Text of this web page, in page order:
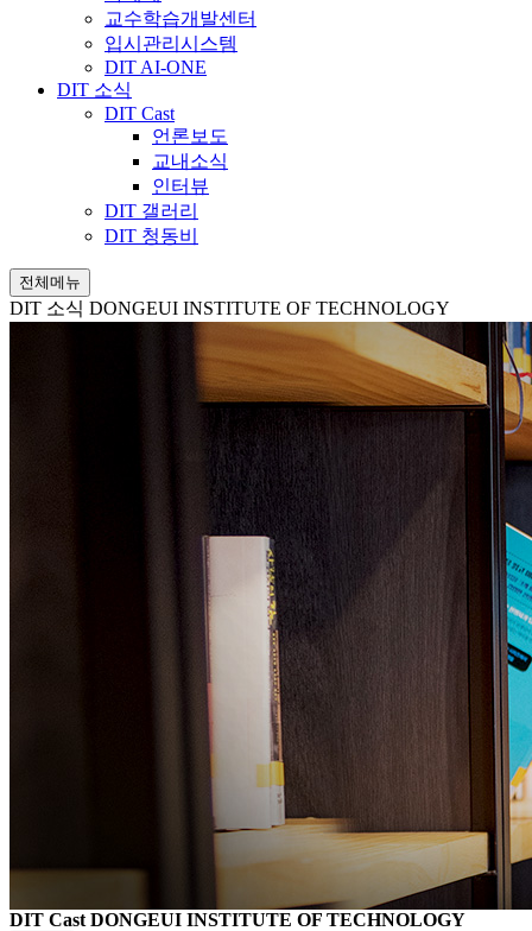
교수학습개발센터
입시관리시스템
DIT AI-ONE
DIT 소식
DIT Cast
언론보도
교내소식
인터뷰
DIT 갤러리
DIT 청동비
전체메뉴
DIT 소식 DONGEUI INSTITUTE OF TECHNOLOGY
DIT Cast DONGEUI INSTITUTE OF TECHNOLOGY